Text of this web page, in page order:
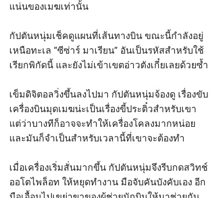
แน่นของเมฆเท่านั้น
กัปตันหนุ่มเช็คดูแผนที่เส้นทางบิน ขณะนี้กำลังอยู่
เหนือทะเล “ซีซ่าร์ มาเรียน” อันเป็นรหัสสำหรับใช้
เรียกพิกัดนี้ และยังไม่เข้าเขตอ่าวตังเกี๋ยเลยด้วยซ้ำ
เข็มดิจิตอลวิ่งขึ้นลงไปมา กัปตันหนุ่มจ้องดู เรื่องขับ
เครื่องบินมุดเมฆน่ะเป็นเรื่องขี้ประติ๋วสำหรับเขา
แต่ว่าบางทีก็อาจจะทำให้เครื่องโคลงมากหน่อย
และมันก็จำเป็นสำหรับเวลานี้ที่เขาจะต้องทำ
เมื่อเครื่องเริ่มสั่นมากขึ้น กัปตันหนุ่มจึงรีบกดสวิทช์
ออโตไพล็อท ให้หยุดทำงาน มือจับคันบังคับเอง อีก